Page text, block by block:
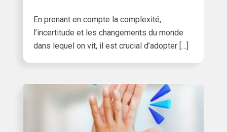
En prenant en compte la complexité,
l’incertitude et les changements du monde
dans lequel on vit, il est crucial d’adopter […]